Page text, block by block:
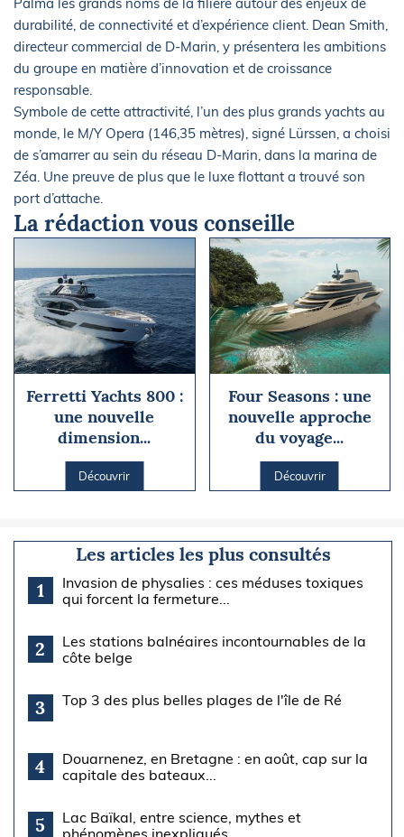
durabilité, de connectivité et d’expérience client. Dean Smith,
directeur commercial de D-Marin, y présentera les ambitions
du groupe en matière d’innovation et de croissance
responsable.
Symbole de cette attractivité, l’un des plus grands yachts au
monde, le M/Y Opera (146,35 mètres), signé Lürssen, a choisi
de s’amarrer au sein du réseau D-Marin, dans la marina de
Zéa. Une preuve de plus que le luxe flottant a trouvé son
port d’attache.
La rédaction vous conseille
Ferretti Yachts 800 :
une nouvelle
dimension...
Découvrir
Four Seasons : une
nouvelle approche
du voyage...
Découvrir
Les articles les plus consultés
1
Invasion de physalies : ces méduses toxiques
qui forcent la fermeture...
2
Les stations balnéaires incontournables de la
côte belge
3 Top 3 des plus belles plages de l'île de Ré
4
Douarnenez, en Bretagne : en août, cap sur la
capitale des bateaux...
5
Lac Baïkal, entre science, mythes et
phénomènes inexpliqués